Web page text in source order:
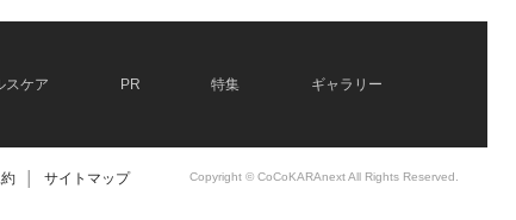
スケア PR 特集 ギャラリー
サイトマップ Copyright © CoCoKARAnext All Rights Reserved.